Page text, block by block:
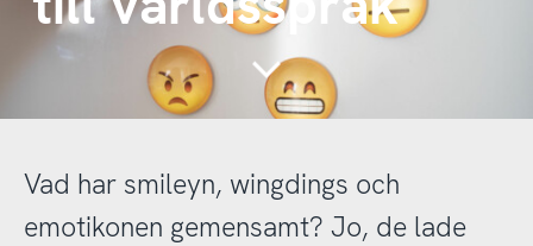
Continue
Vad har smileyn, wingdings och
emotikonen gemensamt? Jo, de lade